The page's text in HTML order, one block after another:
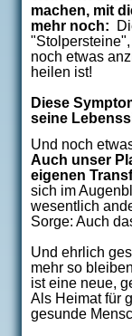
machen, mit
mehr noch:
noch etwas
heilen ist!
Diese
seine
Und noch
Auch unser
eigenen
sich im
wesentlich
Sorge: Auch
Und ehrlich
mehr so
ist eine neue,
Als Heimat für
gesunde